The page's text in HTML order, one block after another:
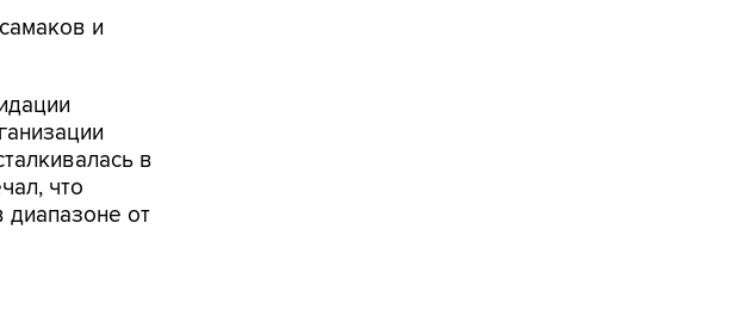
и
в
что
от